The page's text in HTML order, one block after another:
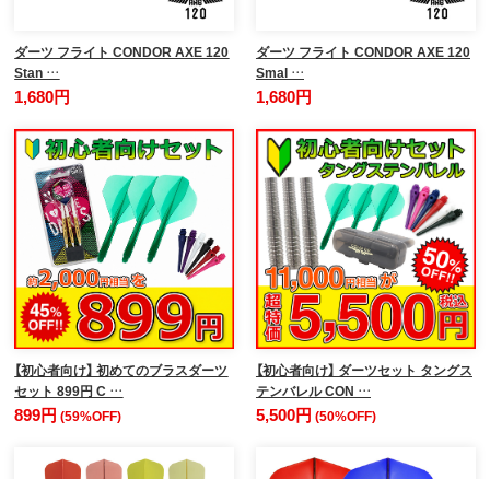
ダーツ フライト CONDOR AXE 120
Stan …
1,680円
ダーツ フライト CONDOR AXE 120
Smal …
1,680円
【初心者向け】 初めてのブラスダーツ
セット 899円 C …
899円(59%OFF)
【初心者向け】 ダーツセット タングス
テンバレル CON …
5,500円 (50%OFF)